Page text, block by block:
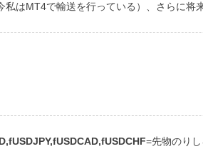
はMT4で輸送を行っている）、さらに
=先物のり